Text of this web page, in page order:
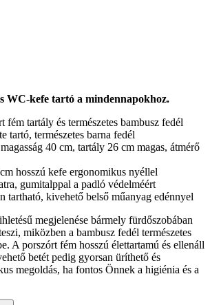
WC-kefe tartó a mindennapokhoz.
fém tartály és természetes bambusz fedél
tartó, természetes barna fedél
40 cm, tartály 26 cm magas, átmérő
hosszú kefe ergonomikus nyéllel
gumitalppal a padló védelméért
tartható, kivehető belső műanyag edénnyel
megjelenése bármely fürdőszobában
miközben a bambusz fedél természetes
A porszórt fém hosszú élettartamú és ellenáll
betét pedig gyorsan üríthető és
megoldás, ha fontos Önnek a higiénia és a